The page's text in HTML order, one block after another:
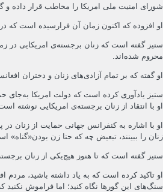
شورای امنیت ملی امریکا را مخاطب قرار داده و
او افزوده که اکنون زمان آن فرارسیده است که
ستیز گفته است که زنان برجسته‌ی امریکایی در
محروم شده‌اند.
او گفته که بر تمام آزادی‌های زنان و دختران
ستیز یادآوری کرده است که دولت امریکا به‌جای
او با انتقاد از زنان برجسته‌ی امریکایی نوشته
او با اشاره به کنفرانس جهانی حمایت از زنان
زنان را ببینند، تبعیض چه که حتا زن بودن«گناه»
ستیز گفته است که تا هنوز هیچ‌یکی از زنان
او تاکید کرده است که به یاد داشته باشید،
سنگ‌های این گورها نگاه کنید؛ اما فراموش